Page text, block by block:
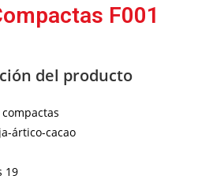
F001
del producto
cacao